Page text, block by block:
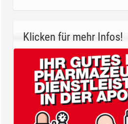
Klicken für mehr Infos!